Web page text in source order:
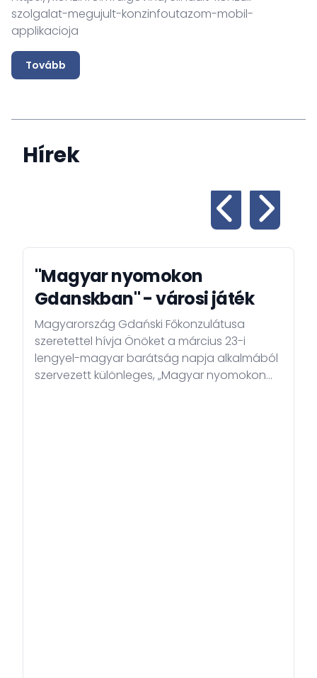
szolgalat-megujult-konzinfoutazom-mobil-
applikacioja
Tovább
Hírek
"Magyar nyomokon
Gdanskban" - városi játék
Magyarország Gdański Főkonzulátusa
szeretettel hívja Önöket a március 23-i
lengyel-magyar barátság napja alkalmából
szervezett különleges, „Magyar nyomokon